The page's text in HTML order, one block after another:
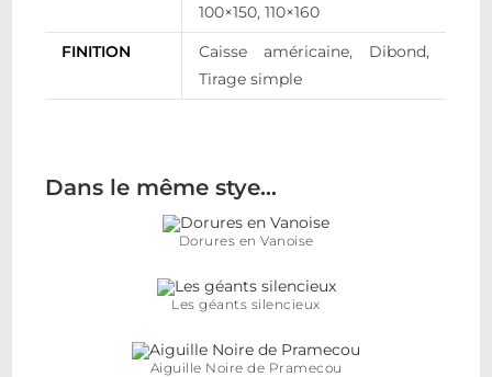
100×150, 110×160
FINITION
Caisse américaine, Dibond,
Tirage simple
Dans le même stye…
Dorures en Vanoise
Les géants silencieux
Aiguille Noire de Pramecou